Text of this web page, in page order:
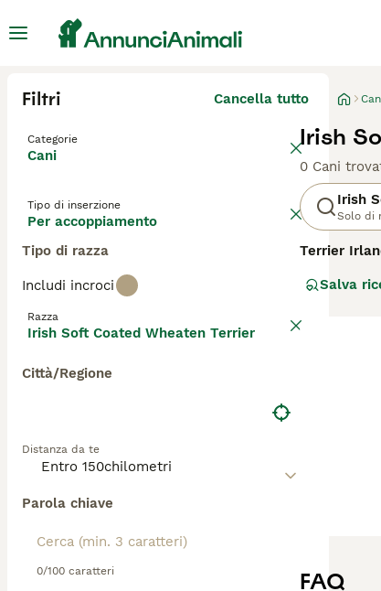
Filtri Cancella tutto
Categorie
Cani
Tipo di inserzione
Per accoppiamento
Tipo di razza
Includi incroci
Razza
Irish Soft Coated Wheaten Terrier
Città/Regione
Distanza da te
Parola chiave
0/100 caratteri
Irish
0 Cani
Irish
Solo di
Terrier
bestiame.
per la sua
esercizio
Salva
FAQ